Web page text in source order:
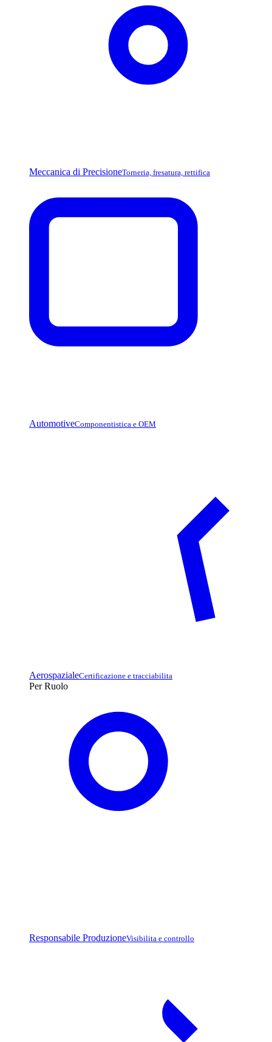
Meccanica di PrecisioneTorneria, fresatura, rettifica
AutomotiveComponentistica e OEM
AerospazialeCertificazione e tracciabilita
Per Ruolo
Responsabile ProduzioneVisibilita e controllo